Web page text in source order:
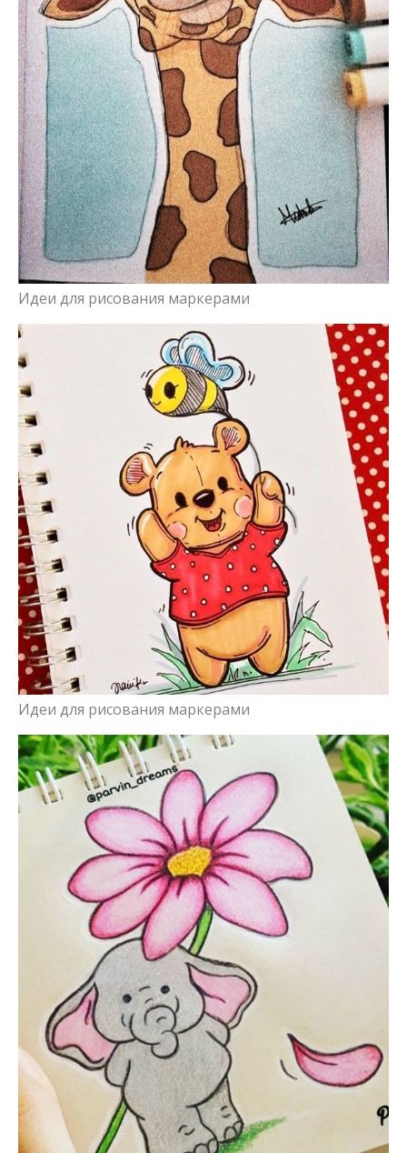
Идеи для рисования маркерами
Идеи для рисования маркерами